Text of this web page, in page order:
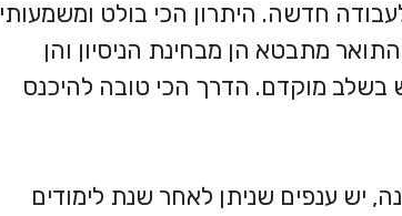
חדשה. היתרון הכי בולט ומשמעותי
מתבטא הן מבחינת הניסיון והן
מוקדם. הדרך הכי טובה להיכנס
יש ענפים שניתן לאחר שנת לימודים